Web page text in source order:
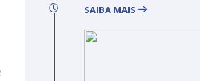
SAIBA MAIS